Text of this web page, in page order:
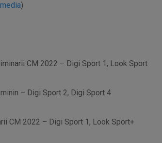
)
CM 2022 – Digi Sport 1, Look Sport
– Digi Sport 2, Digi Sport 4
CM 2022 – Digi Sport 1, Look Sport+